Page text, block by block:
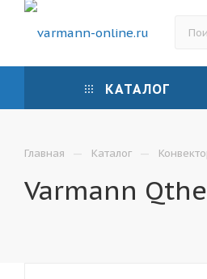
КАТАЛОГ
Главная — Каталог —
Varmann